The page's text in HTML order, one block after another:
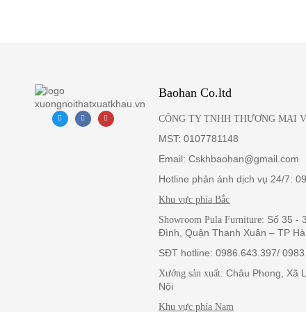
Baohan Co.ltd
CÔNG TY TNHH THƯƠNG MẠI
MST: 0107781148
Email: Cskhbaohan@gmail.com
Hotline phản ánh dịch vụ 24/7:
Khu vực phía Bắc
Showroom Pula Furniture: Số 35 -
Đình, Quận Thanh Xuân – TP
SĐT hotline: 0986.643.397/
Xưởng sản xuất: Châu Phong, Xã
Nội
Khu vực phía Nam